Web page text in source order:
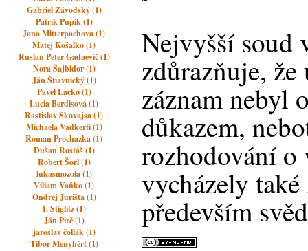
Gabriel Závodský (1)
Patrik Pupík (1)
Jana Mitterpachova (1)
Matej Košalko (1)
Ruslan Peter Gadaevič (1)
Nora Šajbidor (1)
Ján Štiavnický (1)
Pavel Lacko (1)
Lucia Berdisová (1)
Rastislav Skovajsa (1)
Michaela Vadkerti (1)
Roman Prochazka (1)
Dušan Rostáš (1)
Robert Šorl (1)
lukasmozola (1)
Viliam Vaňko (1)
Ondrej Jurišta (1)
I. Stiglitz (1)
Ján Pirč (1)
jaroslav čollák (1)
Tibor Menyhért (1)
Nejvyšší soud
zdůrazňuje,
záznam nebyl
důkazem,
rozhodování o
vycházely
především